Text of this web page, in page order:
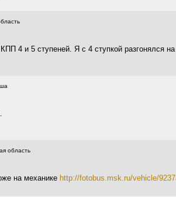
4 и 5 ступеней. Я с 4 ступкой разгонялся
область
на механике http://fotobus.msk.ru/vehicle/